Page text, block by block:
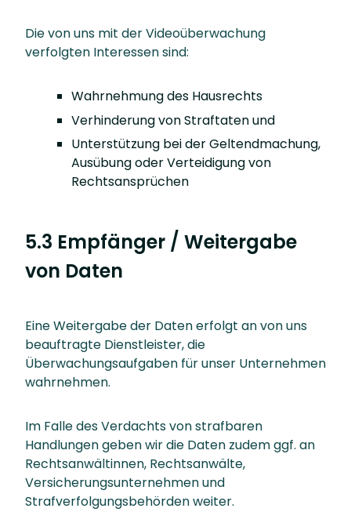
Die von uns mit der Videoüberwachung
verfolgten Interessen sind:
Wahrnehmung des Hausrechts
Verhinderung von Straftaten und
Unterstützung bei der Geltendmachung,
Ausübung oder Verteidigung von
Rechtsansprüchen
5.3 Empfänger / Weitergabe
von Daten
Eine Weitergabe der Daten erfolgt an von uns
beauftragte Dienstleister, die
Überwachungsaufgaben für unser Unternehmen
wahrnehmen.
Im Falle des Verdachts von strafbaren
Handlungen geben wir die Daten zudem ggf. an
Rechtsanwältinnen, Rechtsanwälte,
Versicherungsunternehmen und
Strafverfolgungsbehörden weiter.